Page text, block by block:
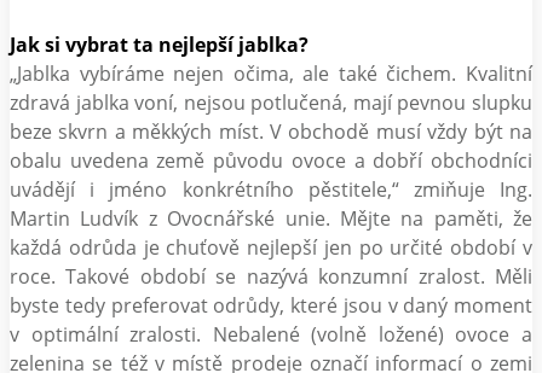
Jak si vybrat ta nejlepší jablka?
„Jablka vybíráme nejen očima, ale také čichem. Kvalitní
zdravá jablka voní, nejsou potlučená, mají pevnou slupku
beze skvrn a měkkých míst. V obchodě musí vždy být na
obalu uvedena země původu ovoce a dobří obchodníci
uvádějí i jméno konkrétního pěstitele,“ zmiňuje Ing.
Martin Ludvík z Ovocnářské unie. Mějte na paměti, že
každá odrůda je chuťově nejlepší jen po určité období v
roce. Takové období se nazývá konzumní zralost. Měli
byste tedy preferovat odrůdy, které jsou v daný moment
v optimální zralosti. Nebalené (volně ložené) ovoce a
zelenina se též v místě prodeje označí informací o zemi